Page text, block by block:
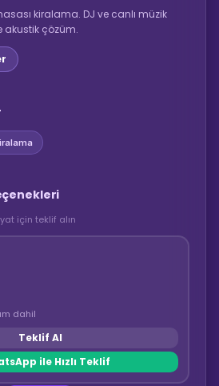
kiralama. DJ ve canlı müzik
akustik çözüm.
için teklif alın
dahil
Teklif Al
ile Hızlı Teklif